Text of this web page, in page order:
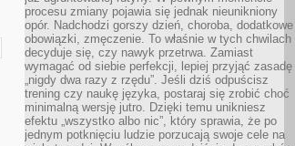
procesu zmiany pojawia się jednak nieunikniony
opór. Nadchodzi gorszy dzień, choroba, dodatkowe
obowiązki, zmęczenie. To właśnie w tych chwilach
decyduje się, czy nawyk przetrwa. Zamiast
wymagać od siebie perfekcji, lepiej przyjąć zasadę
„nigdy dwa razy z rzędu”. Jeśli dziś odpuścisz
trening czy naukę języka, postaraj się zrobić choć
minimalną wersję jutro. Dzięki temu unikniesz
efektu „wszystko albo nic”, który sprawia, że po
jednym potknięciu ludzie porzucają swoje cele na